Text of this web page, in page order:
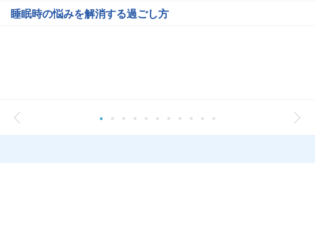
睡眠時の悩みを解消する過ごし方